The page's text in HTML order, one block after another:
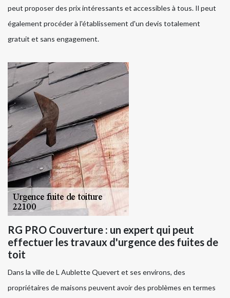
peut proposer des prix intéressants et accessibles à tous. Il peut
également procéder à l'établissement d'un devis totalement
gratuit et sans engagement.
RG PRO Couverture : un expert qui peut
effectuer les travaux d'urgence des fuites de
toit
Dans la ville de L Aublette Quevert et ses environs, des
propriétaires de maisons peuvent avoir des problèmes en termes